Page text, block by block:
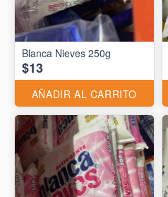
Blanca Nieves 250g
$13
AÑADIR AL CARRITO